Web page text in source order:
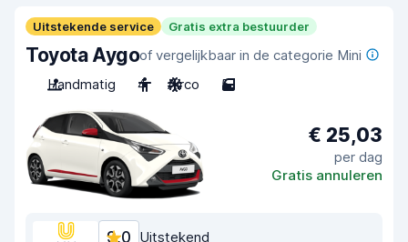
Uitstekende service Gratis extra bestuurder
Toyota Aygoof vergelijkbaar in de categorie Mini
Handmatig
4 Airco 5
€ 25,03
per dag
Gratis annuleren
9,0 Uitstekend